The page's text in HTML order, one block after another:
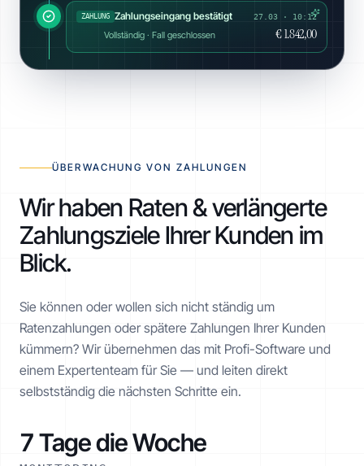
ZAHLUNG Zahlungseingang bestätigt 27.03 · 10:12
Vollständig · Fall geschlossen € 1.842,00
ÜBERWACHUNG VON ZAHLUNGEN
Wir haben Raten & verlängerte
Zahlungsziele Ihrer Kunden im
Blick.
Sie können oder wollen sich nicht ständig um
Ratenzahlungen oder spätere Zahlungen Ihrer Kunden
kümmern? Wir übernehmen das mit Profi-Software und
einem Expertenteam für Sie — und leiten direkt
selbstständig die nächsten Schritte ein.
7 Tage die Woche